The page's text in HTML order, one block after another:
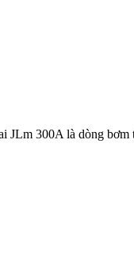
300A là dòng bơm